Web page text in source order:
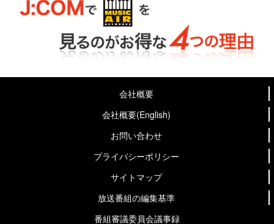
会社概要
会社概要(English)
お問い合わせ
プライバシーポリシー
サイトマップ
放送番組の編集基準
番組審議委員会議事録